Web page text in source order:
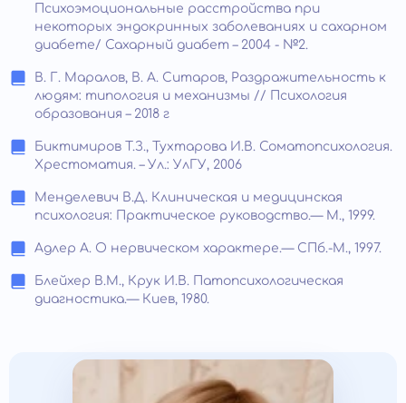
Психоэмоциональные расстройства при
некоторых эндокринных заболеваниях и сахарном
диабете/ Сахарный диабет – 2004 - №2.
В. Г. Маралов, В. А. Ситаров, Раздражительность к
людям: типология и механизмы // Психология
образования – 2018 г
Биктимиров Т.З., Тухтарова И.В. Соматопсихология.
Хрестоматия. – Ул.: УлГУ, 2006
Менделевич В.Д. Клиническая и медицинская
психология: Практичес­кое руководство.— М., 1999.
Адлер А. О нервическом характере.— СПб.-М., 1997.
Блейхер В.М., Крук И.В. Патопсихологическая
диагностика.— Киев, 1980.